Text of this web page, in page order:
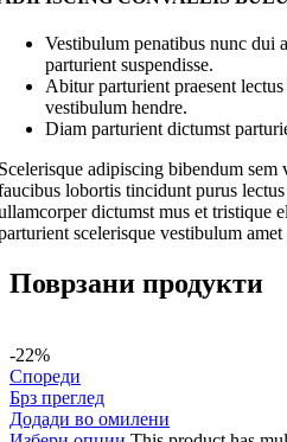
Vestibulum penatibus nunc dui
parturient suspendisse.
Abitur parturient praesent
vestibulum hendre.
Diam parturient dictumst
adipiscing bibendum sem
lobortis tincidunt purus
dictumst mus et tristique
scelerisque vestibulum
Поврзани продукти
-22%
Спореди
Брз преглед
Додади во омилени